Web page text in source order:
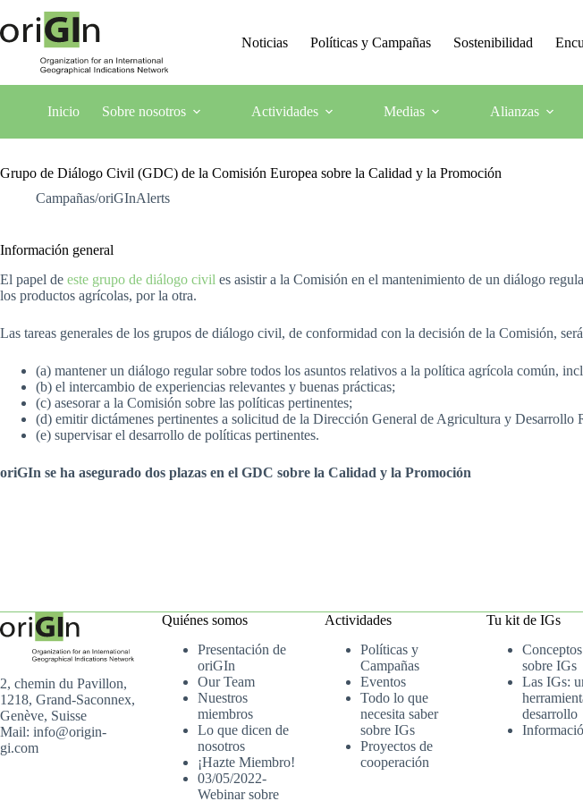
Noticias Políticas y Campañas Sostenibilidad
Inicio Sobre nosotros Actividades Medias Alianzas
Grupo de Diálogo Civil (GDC) de la Comisión Europea sobre la Calidad y la Promoción
Campañas/oriGInAlerts
Información general
El papel de este grupo de diálogo civil es asistir a la Comisión en el mantenimiento de un diálogo
los productos agrícolas, por la otra.
Las tareas generales de los grupos de diálogo civil, de conformidad con la decisión de la Comisión,
(a) mantener un diálogo regular sobre todos los asuntos relativos a la política agrícola común,
(b) el intercambio de experiencias relevantes y buenas prácticas;
(c) asesorar a la Comisión sobre las políticas pertinentes;
(d) emitir dictámenes pertinentes a solicitud de la Dirección General de Agricultura y Desarrollo
(e) supervisar el desarrollo de políticas pertinentes.
oriGIn se ha asegurado dos plazas en el GDC sobre la Calidad y la Promoción
2, chemin du Pavillon,
1218, Grand-Saconnex,
Genève, Suisse
Mail: info@origin-
gi.com
Quiénes somos
Presentación de
oriGIn
Our Team
Nuestros
miembros
Lo que dicen de
nosotros
¡Hazte Miembro!
03/05/2022-
Webinar sobre
Actividades
Políticas y
Campañas
Eventos
Todo lo que
necesita saber
sobre IGs
Proyectos de
cooperación
Tu kit de IGs
sobre IGs
Las IGs:
desarrollo